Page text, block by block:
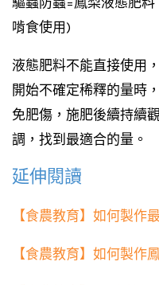
啃食使用)
液態肥料不能直接使用
開始不確定稀釋的量時
免肥傷，施肥後續持續
調，找到最適合的量。
延伸閱讀
【食農教育】如何製作
【食農教育】如何製作